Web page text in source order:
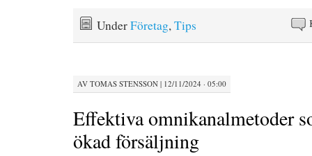
UnderFöretag,Tips
AV TOMAS STENSSON | 12/11/2024 · 05:00
Effektiva omnikanalmetoder
ökad försäljning